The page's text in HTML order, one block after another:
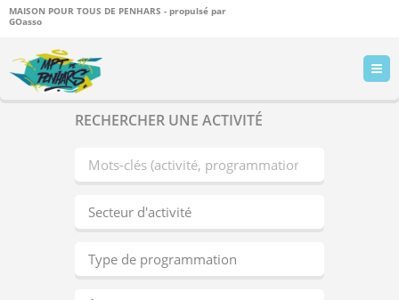
MAISON POUR TOUS DE PENHARS - propulsé par
GOasso
RECHERCHER UNE ACTIVITÉ